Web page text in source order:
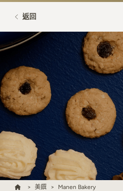
返回
美饌 Manen Bakery